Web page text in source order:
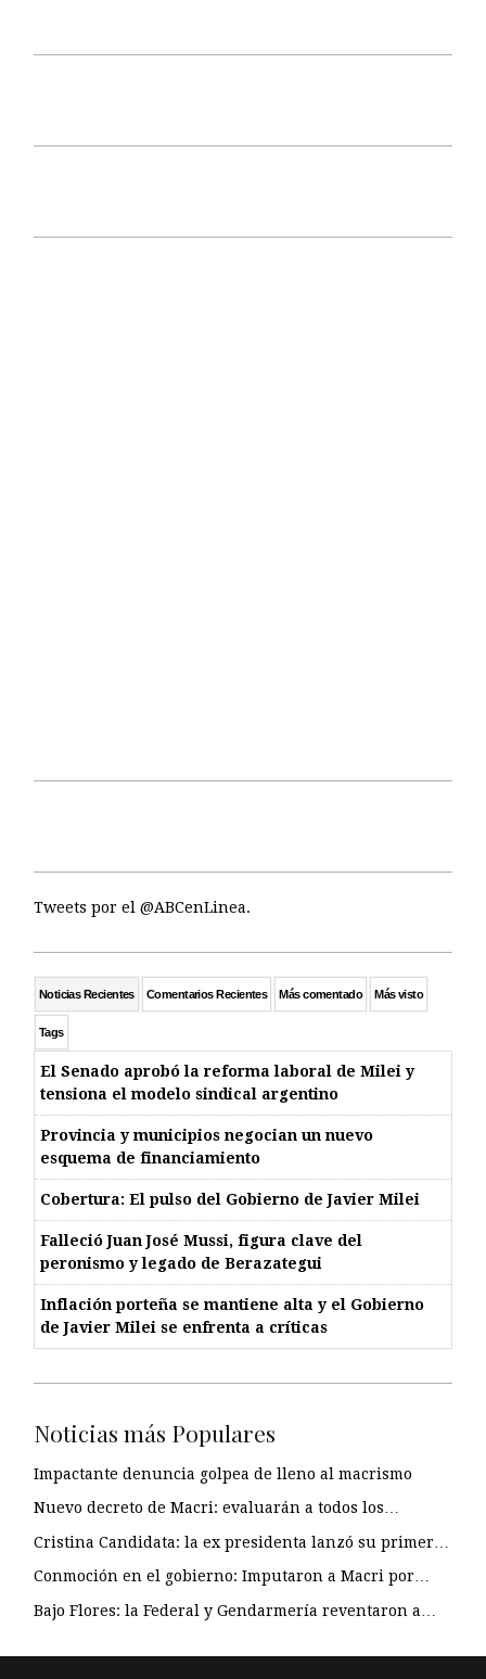
Tweets por el @ABCenLinea.
Noticias Recientes Comentarios Recientes Más comentado Más visto
Tags
El Senado aprobó la reforma laboral de Milei y
tensiona el modelo sindical argentino
Provincia y municipios negocian un nuevo
esquema de financiamiento
Cobertura: El pulso del Gobierno de Javier Milei
Falleció Juan José Mussi, figura clave del
peronismo y legado de Berazategui
Inflación porteña se mantiene alta y el Gobierno
de Javier Milei se enfrenta a críticas
Noticias más Populares
Impactante denuncia golpea de lleno al macrismo
Nuevo decreto de Macri: evaluarán a todos los…
Cristina Candidata: la ex presidenta lanzó su primer…
Conmoción en el gobierno: Imputaron a Macri por…
Bajo Flores: la Federal y Gendarmería reventaron a…